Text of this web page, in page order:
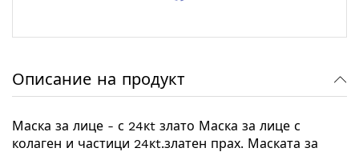
7,67 €/15,00 лв. 9,71 €/18,99 лв.
Описание на продукт
Маска за лице - с 24кt злато Маска за лице с
колаген и частици 24кt.златен прах. Маската за